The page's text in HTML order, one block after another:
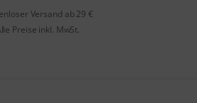
Versand ab 29 €
Preise inkl. MwSt.